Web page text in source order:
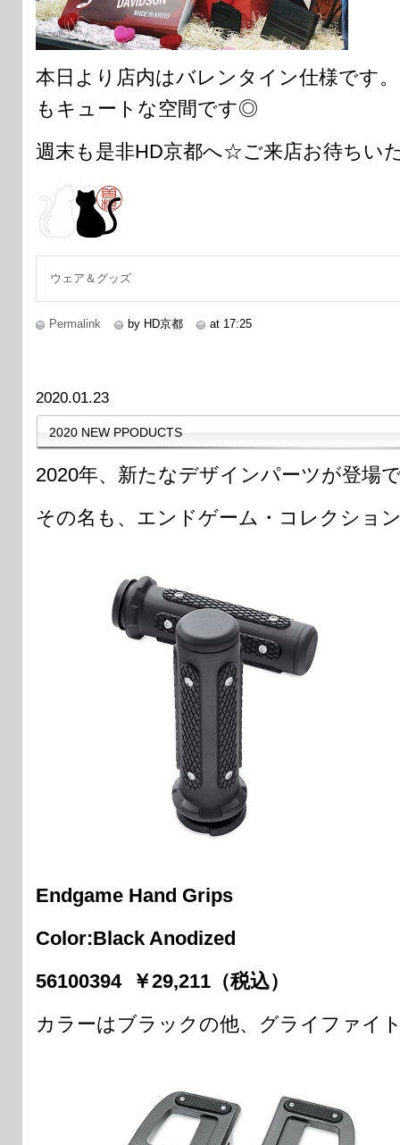
本日より店内はバレンタイン仕様です
もキュートな空間です◎
週末も是非HD京都へ☆ご来店お待ちい
ウェア＆グッズ
Permalink by HD京都 at 17:25
2020.01.23
2020 NEW PPODUCTS
2020年、新たなデザインパーツが登場
その名も、エンドゲーム・コレクショ
Endgame Hand Grips
Color:Black Anodized
56100394 ￥29,211（税込）
カラーはブラックの他、グライファイ